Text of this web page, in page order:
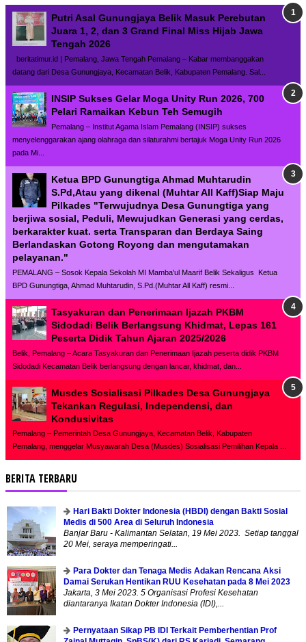
Putri Asal Gunungjaya Belik Masuk Perebutan
Juara 1, 2, dan 3 Grand Final Miss Hijab Jawa
Tengah 2026
beritatimur.id | Pemalang, Jawa Tengah Pemalang – Kabar membanggakan
datang dari Desa Gunungjaya, Kecamatan Belik, Kabupaten Pemalang. Sal...
INSIP Sukses Gelar Moga Unity Run 2026, 700
Pelari Ramaikan Kebun Teh Semugih
Pemalang – Institut Agama Islam Pemalang (INSIP) sukses
menyelenggarakan ajang olahraga dan silaturahmi bertajuk Moga Unity Run 2026
pada Mi...
Ketua BPD Gunungtiga Ahmad Muhtarudin
S.Pd,Atau yang dikenal (Muhtar All Kaff)Siap Maju
Pilkades "Terwujudnya Desa Gunungtiga yang
berjiwa sosial, Peduli, Mewujudkan Generasi yang cerdas,
berkarakter kuat. serta Transparan dan Berdaya Saing
Berlandaskan Gotong Royong dan mengutamakan
pelayanan."
PEMALANG – Sosok Kepala Sekolah MI Mamba'ul Maarif Belik Sekaligus Ketua
BPD Gunungtiga, Ahmad Muhtarudin, S.Pd.(Muhtar All Kaff) resmi...
Tasyakuran dan Penerimaan Ijazah PKBM
Sidodadi Belik Berlangsung Khidmat, Lepas 161
Peserta Didik Tahun Ajaran 2025/2026
Belik, Pemalang – Acara Tasyakuran dan Penerimaan Ijazah peserta didik PKBM
Sidodadi Kecamatan Belik berlangsung dengan lancar, khidmat, dan...
Musdes Sosialisasi Pilkades Desa Gunungjaya
Tekankan Regulasi, Independensi, dan
Kondusivitas
Pemalang – Pemerintah Desa Gunungjaya, Kecamatan Belik, Kabupaten
Pemalang, menggelar Musyawarah Desa (Musdes) Sosialisasi Pemilihan Kepala ...
BERITA TERBARU
Hari Bakti Dokter Indonesia (HBDI) dengan Bakti Sosial
Medis di 500 Area di Seluruh Indonesia
Banjar Baru - Kalimantan Selatan, 19 Mei 2023. Setiap tanggal
20 Mei, seraya memperingati...
Para Dokter dan Tenaga Medis Adakan Rencana Aksi
Damai Serukan Hentikan RUU Kesehatan pada 8 Mei 2023
Jakarta, 3 Mei 2023. 5 Organisasi Profesi Kesehatan
diantaranya Ikatan Dokter Indonesia (IDI),...
Pernyataan Sikap PB IDI Terkait Pemberhentian Prof